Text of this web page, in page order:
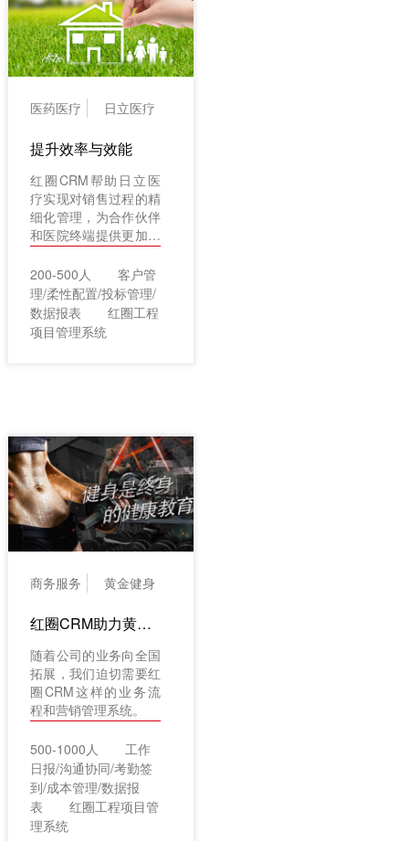
医药医疗 日立医疗
提升效率与效能
红圈CRM帮助日立医
疗实现对销售过程的精
细化管理，为合作伙伴
和医院终端提供更加高
效的服务，推动业务稳
定增长。
200-500人
客户管
理/柔性配置/投标管理/
数据报表
红圈工程
项目管理系统
商务服务 黄金健身
红圈CRM助力黄金时代拓展业务机会
随着公司的业务向全国
拓展，我们迫切需要红
圈CRM这样的业务流
程和营销管理系统。
500-1000人
工作
日报/沟通协同/考勤签
到/成本管理/数据报
表
红圈工程项目管
理系统